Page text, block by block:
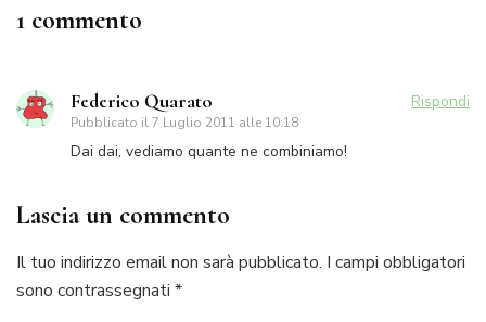
1 commento
Federico Quarato
Pubblicato il7 Luglio 2011 alle 10:18
Rispondi
Dai dai, vediamo quante ne combiniamo!
Lascia un commento
Il tuo indirizzo email non sarà pubblicato. I campi obbligatori
sono contrassegnati *